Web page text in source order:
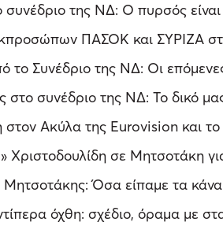
της ΝΔ: Ο πυρσός είναι
ΠΑΣΟΚ και ΣΥΡΙΖΑ
το Συνέδριο της ΝΔ: Οι
συνέδριο της ΝΔ: Το δικό
Ακύλα της Eurovision και το
Χριστοδουλίδη σε Μητσοτάκη
Όσα είπαμε τα
όχθη: σχέδιο, όραμα με